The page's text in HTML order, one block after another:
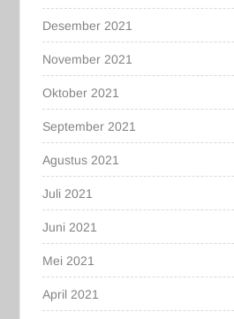
Desember 2021
November 2021
Oktober 2021
September 2021
Agustus 2021
Juli 2021
Juni 2021
Mei 2021
April 2021